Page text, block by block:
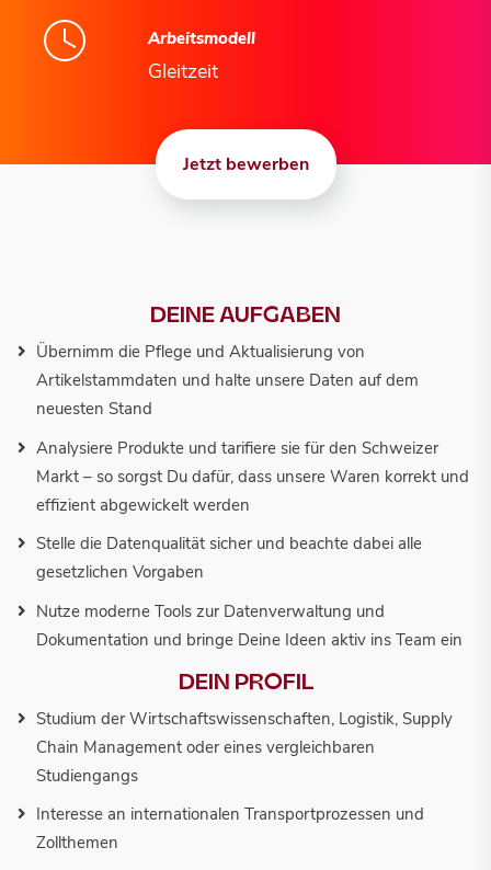
Arbeitsmodell
Gleitzeit
Jetzt bewerben
DEINE AUFGABEN
Übernimm die Pflege und Aktualisierung von
Artikelstammdaten und halte unsere Daten auf dem
neuesten Stand
Analysiere Produkte und tarifiere sie für den Schweizer
Markt – so sorgst Du dafür, dass unsere Waren korrekt und
effizient abgewickelt werden
Stelle die Datenqualität sicher und beachte dabei alle
gesetzlichen Vorgaben
Nutze moderne Tools zur Datenverwaltung und
Dokumentation und bringe Deine Ideen aktiv ins Team ein
DEIN PROFIL
Studium der Wirtschaftswissenschaften, Logistik, Supply
Chain Management oder eines vergleichbaren
Studiengangs
Interesse an internationalen Transportprozessen und
Zollthemen